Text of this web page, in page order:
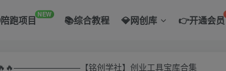
跑项目NEW 📚综合教程 💎网创库 👉开通会员
🔥🔥————————【铭创学社】创业工具宝库合集